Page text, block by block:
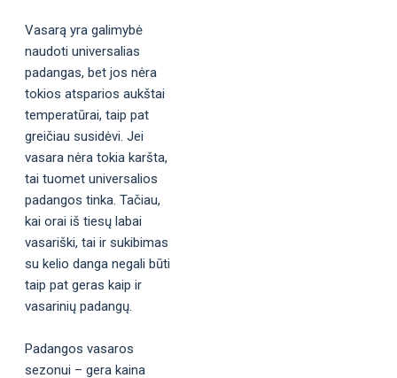
Vasarą yra galimybė
naudoti universalias
padangas, bet jos nėra
tokios atsparios aukštai
temperatūrai, taip pat
greičiau susidėvi. Jei
vasara nėra tokia karšta,
tai tuomet universalios
padangos tinka. Tačiau,
kai orai iš tiesų labai
vasariški, tai ir sukibimas
su kelio danga negali būti
taip pat geras kaip ir
vasarinių padangų.
Padangos vasaros
sezonui – gera kaina